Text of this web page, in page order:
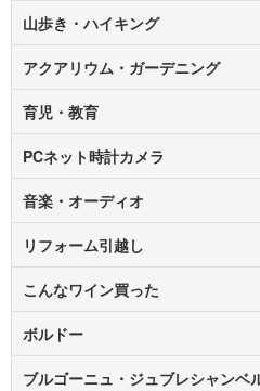
山歩き・ハイキング
アクアリウム・ガーデニング
育児・教育
PCネット時計カメラ
音楽・オーディオ
リフォーム引越し
こんなワイン買った
ボルドー
ブルゴーニュ・ジュブレシャンベ